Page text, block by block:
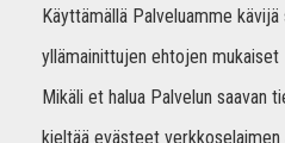
Käyttämällä Palveluamme
yllämainittujen ehtojen
Mikäli et halua Palvelun saavan
kieltää evästeet